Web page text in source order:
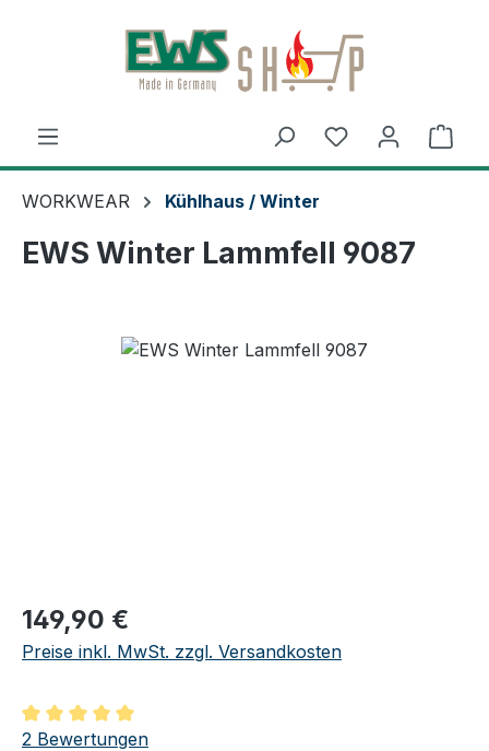
Zum Hauptinhalt springen
WORKWEAR Kühlhaus / Winter
EWS Winter Lammfell 9087
Regulärer Preis:
149,90 €
Preise inkl. MwSt. zzgl. Versandkosten
Durchschnittliche Bewertung von 5 von 5 Sternen
2 Bewertungen